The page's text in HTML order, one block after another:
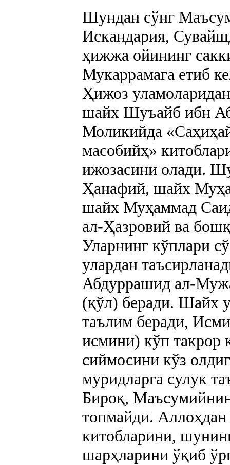
Шундан сўнг
Искандария,
ҳижжа ойининг
Мукаррамага етиб
Ҳижоз
шайх Шуъайб ибн
Моликийда
масобийҳ»
ижозасини олади.
Ҳанафий, шайх
шайх Муҳаммад
ал-Ҳазровий ва
Уларнинг кўплари
улардан
Абдуррашид ал-
(қўл) беради. Шайх
таълим беради,
исмини) кўп такрор
сиймосини кўз
муридларга сулук
Бироқ,
топмайди. Аллоҳдан
китобларини,
шарҳларини ўқиб